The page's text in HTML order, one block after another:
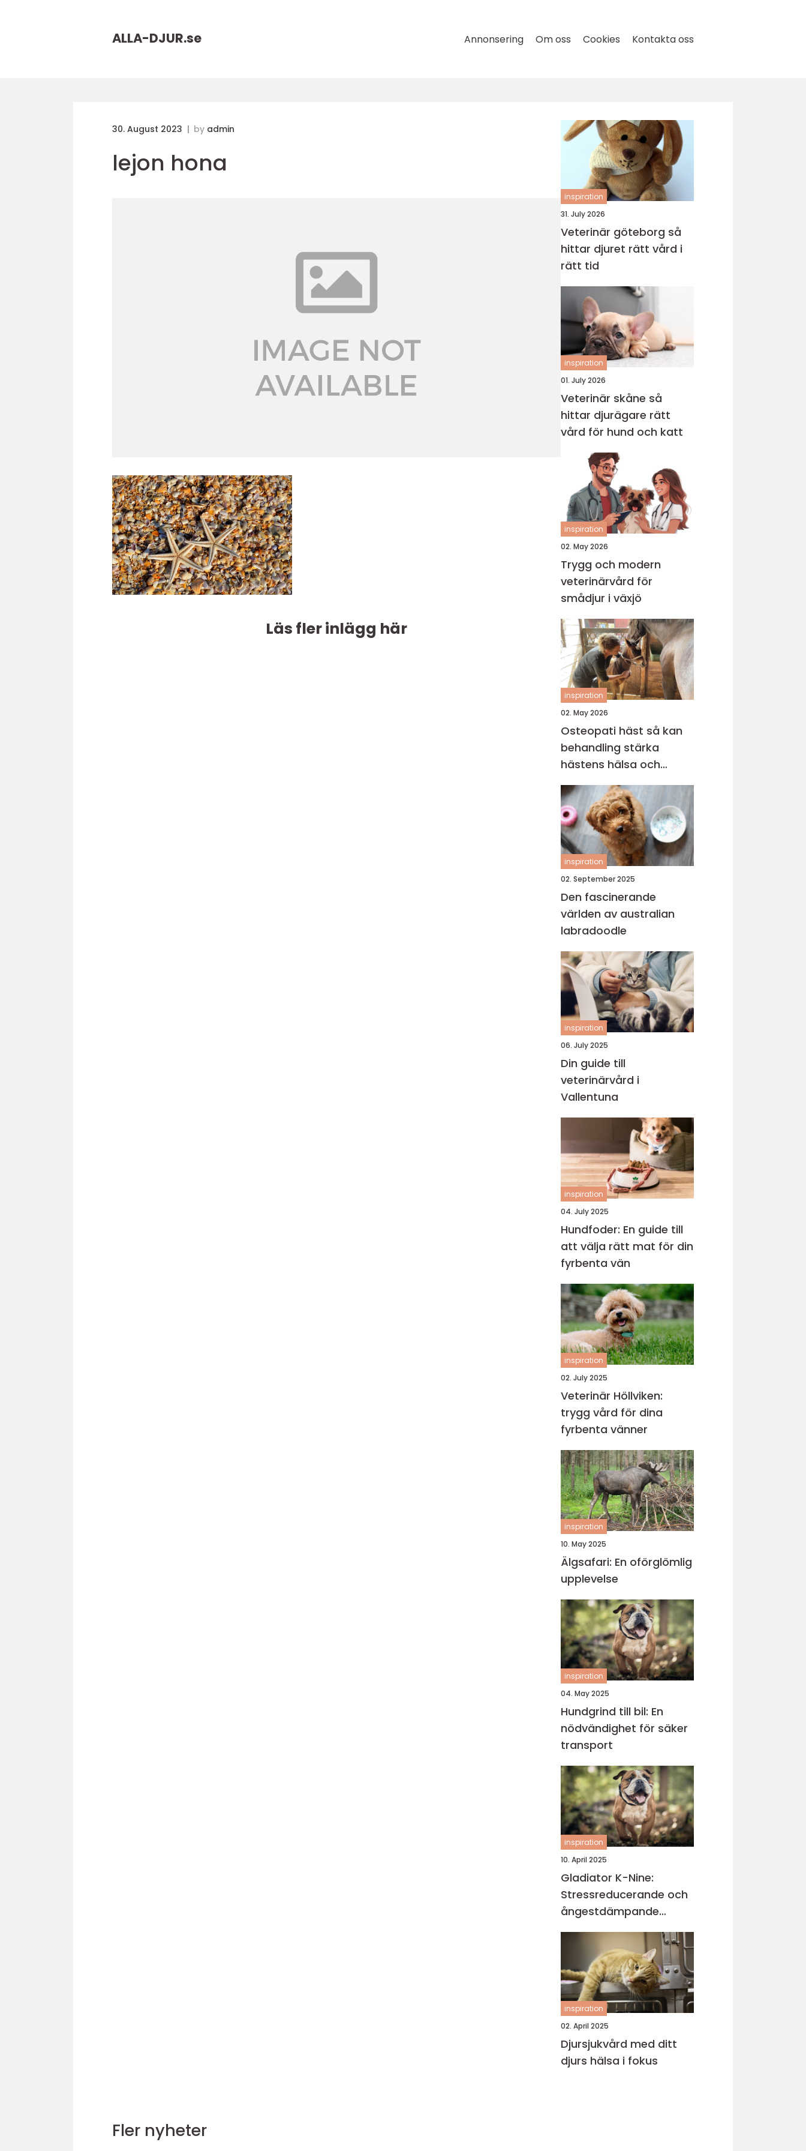
ALLA-DJUR.se Annonsering Om oss Cookies Kontakta oss
30. August 2023 by admin
lejon hona
Läs fler inlägg här
inspiration
31. July 2026
Veterinär göteborg så
hittar djuret rätt vård i
rätt tid
inspiration
01. July 2026
Veterinär skåne så
hittar djurägare rätt
vård för hund och katt
inspiration
02. May 2026
Trygg och modern
veterinärvård för
smådjur i växjö
inspiration
02. May 2026
Osteopati häst så kan
behandling stärka
hästens hälsa och
prestation
inspiration
02. September 2025
Den fascinerande
världen av australian
labradoodle
inspiration
06. July 2025
Din guide till
veterinärvård i
Vallentuna
inspiration
04. July 2025
Hundfoder: En guide till
att välja rätt mat för din
fyrbenta vän
inspiration
02. July 2025
Veterinär Höllviken:
trygg vård för dina
fyrbenta vänner
inspiration
10. May 2025
Älgsafari: En oförglömlig
upplevelse
inspiration
04. May 2025
Hundgrind till bil: En
nödvändighet för säker
transport
inspiration
10. April 2025
Gladiator K-Nine:
Stressreducerande och
ångestdämpande
hundhalsband
inspiration
02. April 2025
Djursjukvård med ditt
djurs hälsa i fokus
Fler nyheter